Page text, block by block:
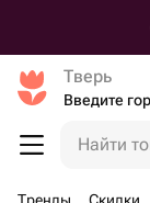
Тверь
Найти